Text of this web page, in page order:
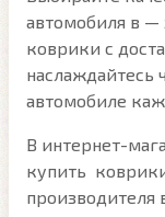
автомобиля в —
коврики с
наслаждайтесь
автомобиле
В интернет-
купить
производителя